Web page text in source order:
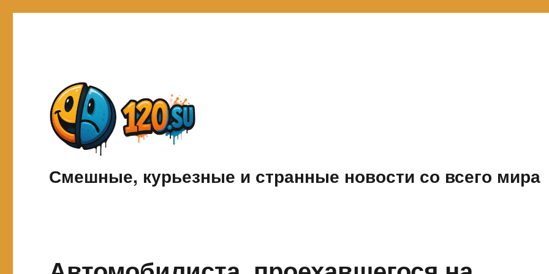
Смешные, курьезные и странные новости со всего мира